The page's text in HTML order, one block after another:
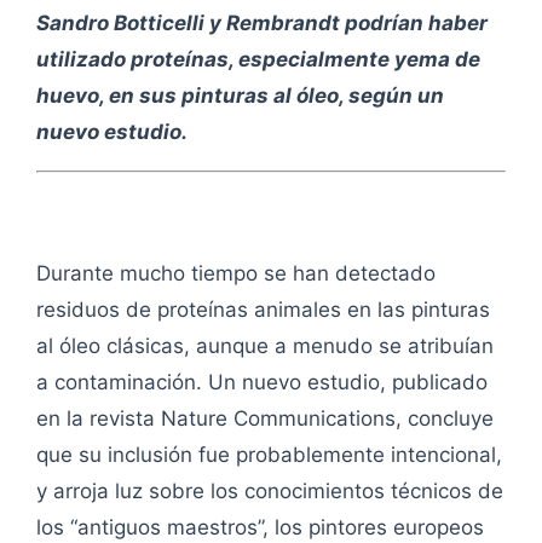
Sandro Botticelli y Rembrandt podrían haber
utilizado proteínas, especialmente yema de
huevo, en sus pinturas al óleo, según un
nuevo estudio.
Durante mucho tiempo se han detectado
residuos de proteínas animales en las pinturas
al óleo clásicas, aunque a menudo se atribuían
a contaminación. Un nuevo estudio, publicado
en la revista Nature Communications, concluye
que su inclusión fue probablemente intencional,
y arroja luz sobre los conocimientos técnicos de
los “antiguos maestros”, los pintores europeos